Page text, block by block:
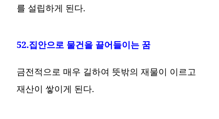
를 설립하게 된다.
52.집안으로 물건을 끌어들이는 꿈
금전적으로 매우 길하여 뜻밖의 재물이 이르고
재산이 쌓이게 된다.